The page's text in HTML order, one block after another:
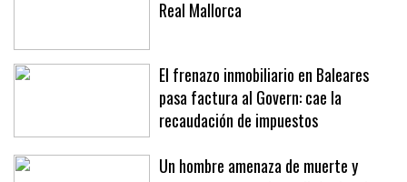
Real Mallorca
El frenazo inmobiliario en Baleares
pasa factura al Govern: cae la
recaudación de impuestos
Un hombre amenaza de muerte y